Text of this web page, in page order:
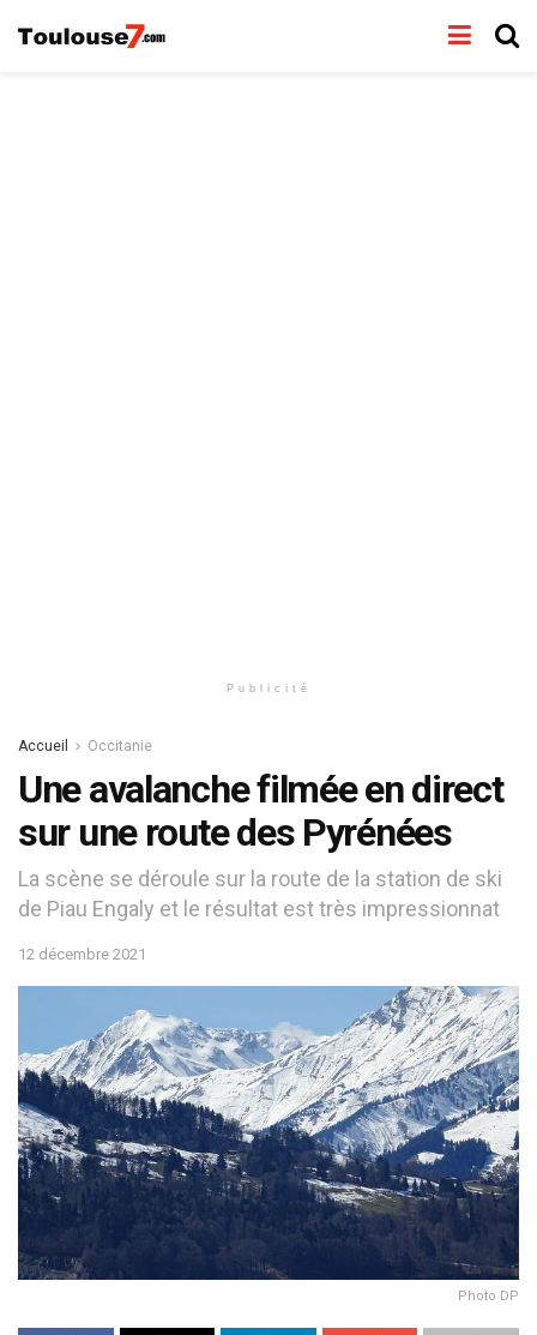
Publicité
Accueil Occitanie
Une avalanche filmée en direct
sur une route des Pyrénées
La scène se déroule sur la route de la station de ski
de Piau Engaly et le résultat est très impressionnat
12 décembre 2021
Photo DP